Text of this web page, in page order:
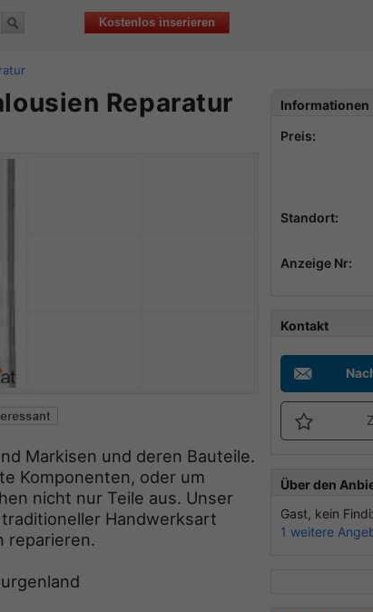
Kostenlos inserieren
Reparatur
Markisen und deren Bauteile.
Komponenten, oder um
nicht nur Teile aus. Unser
Handwerksart
reparieren.
Informationen
Preis:
Standort:
Anzeige Nr:
Kontakt
Über den
Gast, kein
1 weitere